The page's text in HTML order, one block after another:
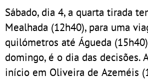
Sábado, dia 4, a quarta tirada
Mealhada (12h40), para uma
quilómetros até Águeda
domingo, é o dia das decisões.
início em Oliveira de Azeméis